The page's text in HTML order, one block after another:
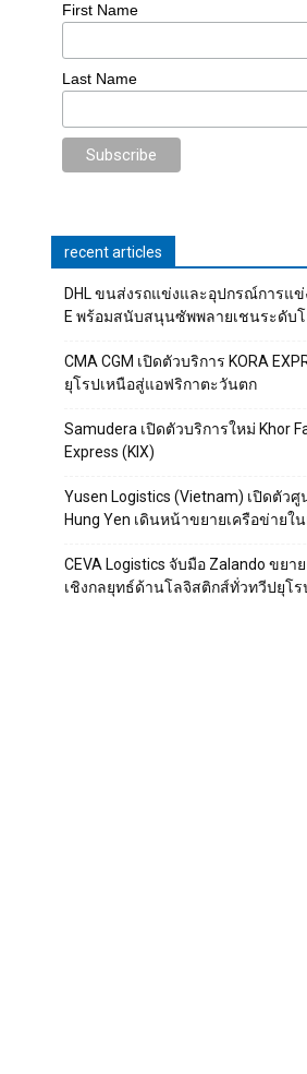
First Name
Last Name
recent articles
DHL ขนส่งรถแข่งและอุปกรณ์การแ
E พร้อมสนับสนุนซัพพลายเชนระดับ
CMA CGM เปิดตัวบริการ KORA
ยุโรปเหนือสู่แอฟริกาตะวันตก
Samudera เปิดตัวบริการใหม่ Khor
Express (KIX)
Yusen Logistics (Vietnam) เปิดตัว
Hung Yen เดินหน้าขยายเครือข่ายใ
CEVA Logistics จับมือ Zalando ขยา
เชิงกลยุทธ์ด้านโลจิสติกส์ทั่วทวีปยุโร